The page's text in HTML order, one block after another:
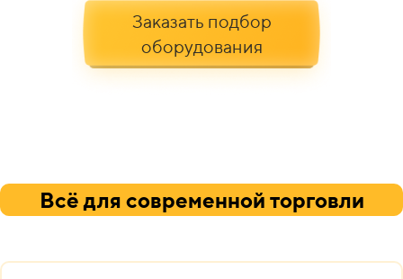
Заказать подбор
оборудования
Всё для современной торговли